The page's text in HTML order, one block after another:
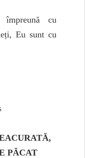
cu
Eu sunt cu
PĂCAT